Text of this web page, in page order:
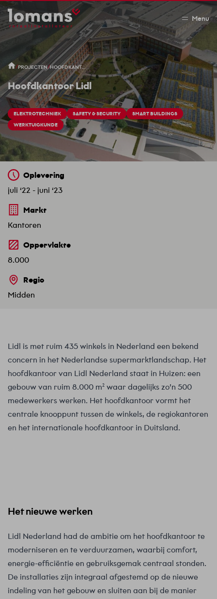
Menu
/PROJECTEN/ HOOFDKANTOOR LIDL
Hoofdkantoor Lidl
ELEKTROTECHNIEK SAFETY & SECURITY
SMART BUILDINGS
WERKTUIGKUNDE
Oplevering
juli ‘22 - juni ‘23
Markt
Kantoren
Oppervlakte
8.000
Regio
Midden
Lidl is met ruim 435 winkels in Nederland een bekend
concern in het Nederlandse supermarktlandschap. Het
hoofdkantoor van Lidl Nederland staat in Huizen: een
gebouw van ruim 8.000 m² waar dagelijks zo’n 500
medewerkers werken. Het hoofdkantoor vormt het
centrale knooppunt tussen de winkels, de regiokantoren
en het internationale hoofdkantoor in Duitsland.
Het nieuwe werken
Lidl Nederland had de ambitie om het hoofdkantoor te
moderniseren en te verduurzamen, waarbij comfort,
energie-efficiëntie en gebruiksgemak centraal stonden.
De installaties zijn integraal afgestemd op de nieuwe
indeling van het gebouw en sluiten aan bij de manier